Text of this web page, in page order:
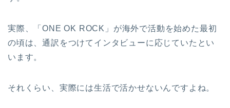
実際、「ONE OK ROCK」が海外で活動を始めた最初
の頃は、通訳をつけてインタビューに応じていたとい
います。
それくらい、実際には生活で活かせないんですよね。